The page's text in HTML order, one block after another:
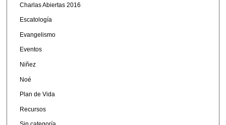
Charlas Abiertas 2016
Escatología
Evangelismo
Eventos
Niñez
Noé
Plan de Vida
Recursos